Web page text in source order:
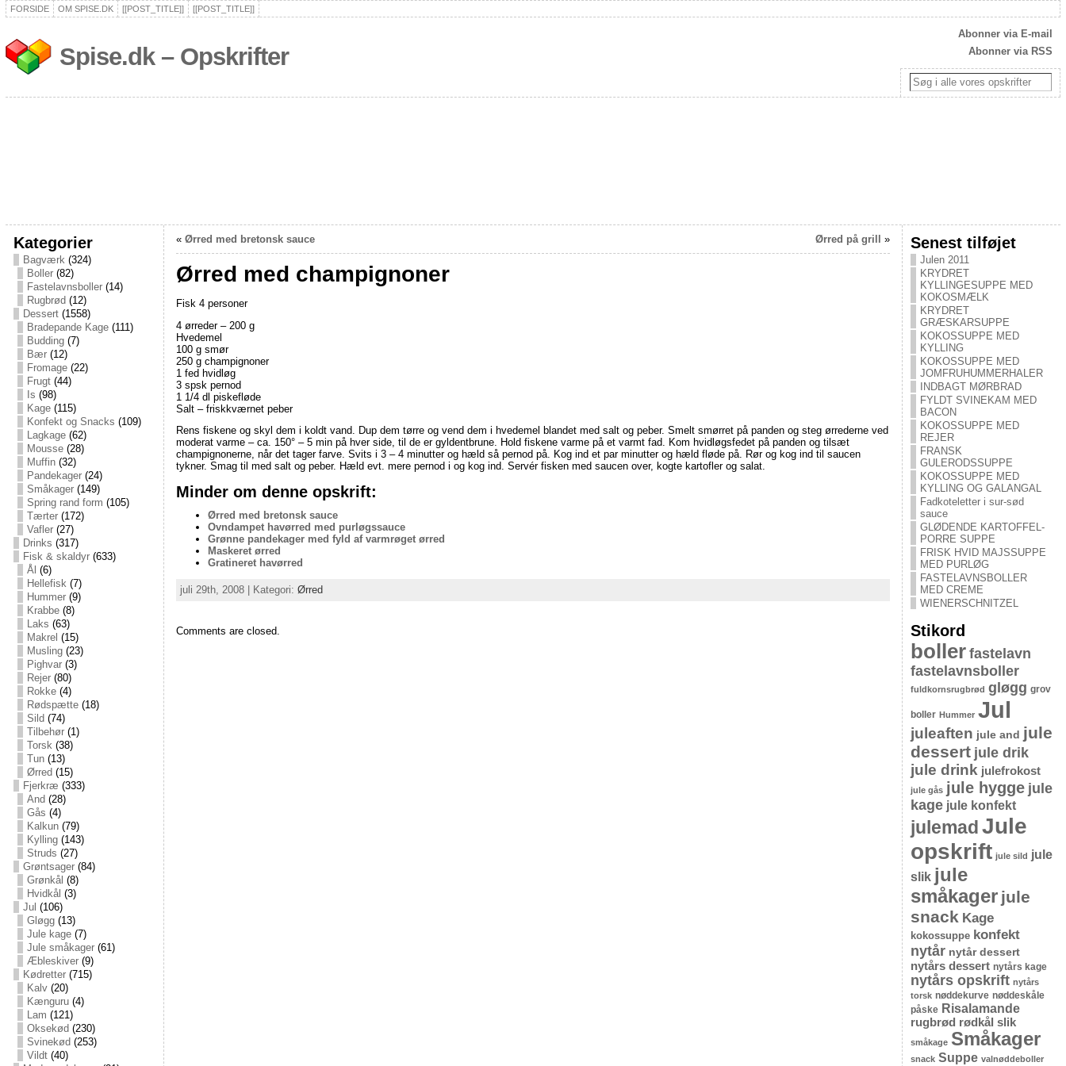
FORSIDE OM SPISE.DK [[POST_TITLE]] [[POST_TITLE]]
Spise.dk – Opskrifter
Abonner via E-mail
Abonner via RSS
Kategorier
Bagværk(324)
Boller(82)
Fastelavnsboller(14)
Rugbrød (12)
Dessert(1558)
Bradepande Kage(111)
Budding(7)
Bær(12)
Fromage(22)
Frugt(44)
Is (98)
Kage(115)
Konfekt og Snacks (109)
Lagkage(62)
Mousse(28)
Muffin(32)
Pandekager(24)
Småkager(149)
Spring rand form (105)
Tærter(172)
Vafler(27)
Drinks (317)
Fisk & skaldyr(633)
Ål (6)
Hellefisk(7)
Hummer(9)
Krabbe(8)
Laks (63)
Makrel (15)
Musling(23)
Pighvar(3)
Rejer(80)
Rokke(4)
Rødspætte(18)
Sild (74)
Tilbehør(1)
Torsk(38)
Tun(13)
Ørred (15)
Fjerkræ (333)
And (28)
Gås (4)
Kalkun(79)
Kylling(143)
Struds (27)
Grøntsager(84)
Grønkål (8)
Hvidkål (3)
Jul (106)
Gløgg(13)
Jule kage(7)
Jule småkager(61)
Æbleskiver(9)
Kødretter(715)
Kalv(20)
Kænguru(4)
Lam (121)
Oksekød (230)
Svinekød (253)
Vildt(40)
« Ørred med bretonsk sauce Ørred på grill »
Ørred med champignoner
Fisk 4 personer
4 ørreder – 200 g
Hvedemel
100 g smør
250 g champignoner
1 fed hvidløg
3 spsk pernod
1 1/4 dl piskefløde
Salt – friskkværnet peber
Rens fiskene og skyl dem i koldt vand. Dup dem tørre og vend dem i hvedemel blandet med salt og peber. Smelt smørret på panden og steg ørrederne ved
moderat varme – ca. 150° – 5 min på hver side, til de er gyldentbrune. Hold fiskene varme på et varmt fad. Kom hvidløgsfedet på panden og tilsæt
champignonerne, når det tager farve. Svits i 3 – 4 minutter og hæld så pernod på. Kog ind et par minutter og hæld fløde på. Rør og kog ind til saucen
tykner. Smag til med salt og peber. Hæld evt. mere pernod i og kog ind. Servér fisken med saucen over, kogte kartofler og salat.
Minder om denne opskrift:
Ørred med bretonsk sauce
Ovndampet havørred med purløgssauce
Grønne pandekager med fyld af varmrøget ørred
Maskeret ørred
Gratineret havørred
juli 29th, 2008 | Kategori: Ørred
Comments are closed.
Senest tilføjet
Julen 2011
KRYDRET
KYLLINGESUPPE MED
KOKOSMÆLK
KRYDRET
GRÆSKARSUPPE
KOKOSSUPPE MED
KYLLING
KOKOSSUPPE MED
JOMFRUHUMMERHALER
INDBAGT MØRBRAD
FYLDT SVINEKAM MED
BACON
KOKOSSUPPE MED
REJER
FRANSK
GULERODSSUPPE
KOKOSSUPPE MED
KYLLING OG GALANGAL
Fadkoteletter i sur-sød
sauce
GLØDENDE KARTOFFEL-
PORRE SUPPE
FRISK HVID MAJSSUPPE
MED PURLØG
FASTELAVNSBOLLER
MED CREME
WIENERSCHNITZEL
Stikord
boller fastelavn
fastelavnsboller
fuldkornsrugbrød gløgg grov
boller Hummer Jul
juleaften jule and jule
dessert jule drik
jule drink julefrokost
jule gås jule hygge jule
kage jule konfekt
julemad Jule
opskrift jule sild jule
slik jule
småkager jule
snack Kage
kokossuppe konfekt
nytår nytår dessert
nytårs dessert nytårs kage
nytårs opskrift nytårs
torsk nøddekurve nøddeskåle
påske Risalamande
rugbrød rødkål slik
småkage Småkager
snack Suppe valnøddeboller